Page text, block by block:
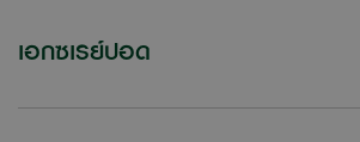
เอกซเรย์ปอด